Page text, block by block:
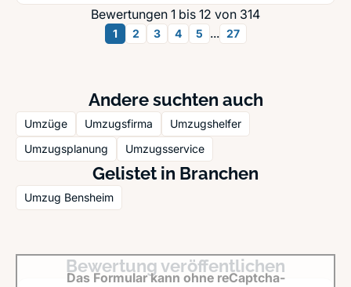
Bewertungen 1 bis 12 von 314
1 2 3 4 5 ... 27
Andere suchten auch
Umzüge Umzugsfirma
Umzugshelfer
Umzugsplanung
Umzugsservice
Gelistet in Branchen
Umzug Bensheim
Bewertung veröffentlichen
Das Formular kann ohne reCaptcha-